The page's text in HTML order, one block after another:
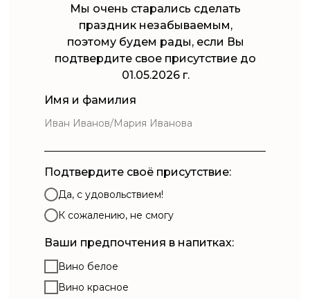
Мы очень старались сделать
праздник незабываемым,
поэтому будем рады, если Вы
подтвердите свое присутствие до
01.05.2026 г.
Имя и фамилия
Подтвердите своё присутствие:
Да, с удовольствием!
К сожалению, не смогу
Ваши предпочтения в напитках:
Вино белое
Вино красное